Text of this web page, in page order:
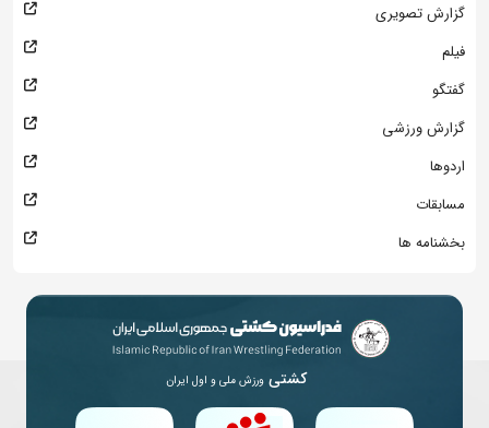
گزارش تصویری
فیلم
گفتگو
گزارش ورزشی
اردوها
مسابقات
بخشنامه ها
کشتی ورزش ملی و اول ایران